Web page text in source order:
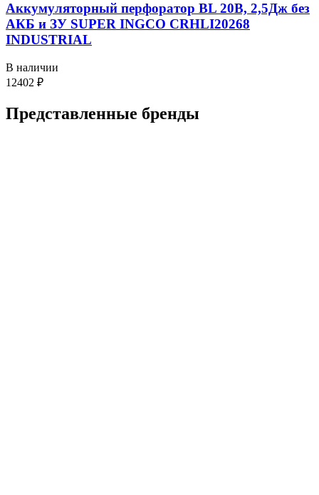
Аккумуляторный перфоратор BL 20В, 2,5Дж без
АКБ и ЗУ SUPER INGCO CRHLI20268
INDUSTRIAL
В наличии
12402 ₽
Представленные бренды